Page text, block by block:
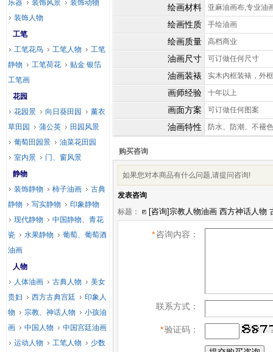
绘画材料 亚麻油画布,专业油
绘画性质 手绘油画
绘画质量 高档商业
油画尺寸 可订做任何尺寸
油画装裱 实木内框装裱，外
画师经验 十年以上
画面方案 可订做任何图案
油画特性 防水、防潮、不褪色
购买咨询
如果您对本商品有什么问题,请提问咨询!
发表咨询
标题：
*咨询内容：
联系方式：
*验证码：
乐器 装饰风景
装饰动物
装饰人物
工笔
工笔花鸟
工笔人物
工笔
静物
工笔荷花
贴金 银箔
工笔画
花园
花园景
向日葵田园
薰衣
草田园
蒲公英
田园风景
葡萄田园景
油菜花田园
室内景
门、窗风景
静物
装饰静物
柿子油画
古典
静物
写实静物
印象静物
现代静物
中国静物、青花
瓷
水果静物
葡萄、葡萄酒
油画
人物
人体油画
古典人物
美女
贵妇
西方古典宫廷
印象人
物
宗教、神话人物
小孩油
画
中国人物
中国宫廷油画
运动人物
工笔人物
少数